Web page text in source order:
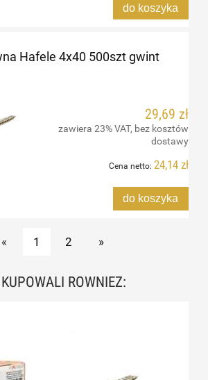
do koszyka
Hafele 4x40 500szt gwint
29,69 zł
zawiera 23% VAT, bez kosztów
dostawy
Cena netto: 24,14 zł
do koszyka
« 1 2 »
ROWNIEZ: